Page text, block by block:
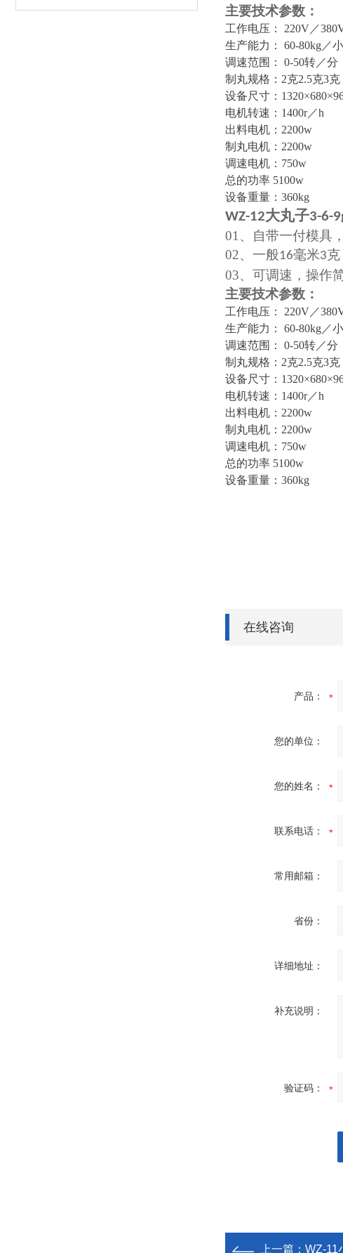
主要技术参数：
工作电压 ： 220V／
生产能力 ：
60-80kg／
调速范围 ：
0-50转／分
制丸规格 ： 2克2.5克3
设备尺寸 ：
电机转速 ： 1400r／h
出料电机 ： 2200w
制丸电机 ： 2200w
调速电机 ： 750w
总的功率 5100w
设备重量 ： 360kg
WZ-12大丸子3-6-
01、 自带一付模具
02、 一般16毫米3克
03、 可调速，操作
主要技术参数：
工作电压 ： 220V／
生产能力 ：
60-80kg／
调速范围 ：
0-50转／分
制丸规格 ： 2克2.5克3
设备尺寸 ：
电机转速 ： 1400r／h
出料电机 ： 2200w
制丸电机 ： 2200w
调速电机 ： 750w
总的功率 5100w
设备重量 ： 360kg
在线咨询
产品：
您的单位：
您的姓名：
联系电话：
常用邮箱：
省份：
详细地址：
补充说明：
验证码：
上一篇： WZ-11